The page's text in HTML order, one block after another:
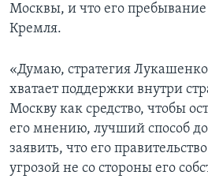
Москвы, и что его пребывание
Кремля.
«Думаю, стратегия
хватает поддержки внутри
Москву как средство, чтобы
его мнению, лучший способ
заявить, что его
угрозой не со стороны его